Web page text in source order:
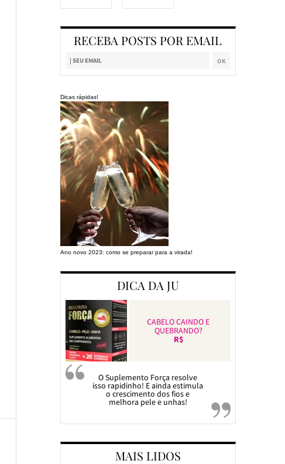
RECEBA POSTS POR EMAIL
Dicas rápidas!
Ano novo 2023: como se preparar para a virada!
DICA DA JU
CABELO CAINDO E
QUEBRANDO?
R$
O Suplemento Força resolve
isso rapidinho! E ainda estimula
o crescimento dos fios e
melhora pele e unhas!
MAIS LIDOS